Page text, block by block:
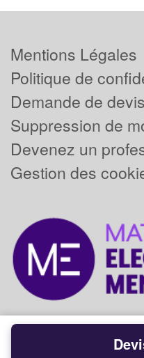
Mentions Légales
Politique de
Demande de
Suppression de
Devenez un
Gestion des
Powered by